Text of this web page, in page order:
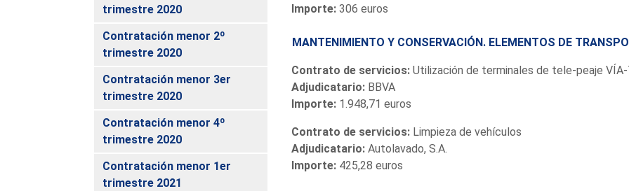
trimestre 2020
Contratación menor 2º
trimestre 2020
Contratación menor 3er
trimestre 2020
Contratación menor 4º
trimestre 2020
Contratación menor 1er
trimestre 2021
Importe: 306 euros
MANTENIMIENTO Y CONSERVACIÓN. ELEMENTOS DE
Contrato de servicios: Utilización de terminales de tele-peaje
Adjudicatario: BBVA
Importe: 1.948,71 euros
Contrato de servicios: Limpieza de vehículos
Adjudicatario: Autolavado, S.A.
Importe: 425,28 euros